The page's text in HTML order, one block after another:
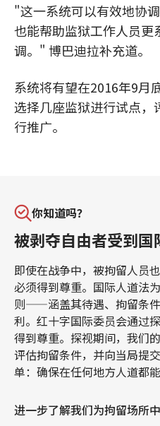
"这一系统可以有效地协
也能帮助监狱工作人员
调。" 博巴迪拉补充道。
系统将有望在2016年9月
选择几座监狱进行试点
行推广。
你知道吗？
被剥夺自由者受到国
即使在战争中，被拘留人员
必须得到尊重。国际人道法
则——涵盖其待遇、拘留条
利。红十字国际委员会通过
得到尊重。探视期间，我们
评估拘留条件，并向当局提
单：确保在任何地方人道都能
进一步了解我们为拘留场所